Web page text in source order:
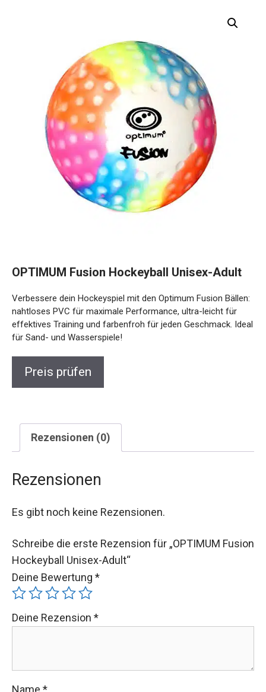
OPTIMUM Fusion Hockeyball Unisex-Adult
Verbessere dein Hockeyspiel mit den Optimum Fusion Bällen:
nahtloses PVC für maximale Performance, ultra-leicht für
effektives Training und farbenfroh für jeden Geschmack. Ideal
für Sand- und Wasserspiele!
Preis prüfen
Rezensionen (0)
Rezensionen
Es gibt noch keine Rezensionen.
Schreibe die erste Rezension für „OPTIMUM Fusion
Hockeyball Unisex-Adult“
Deine Bewertung *
Deine Rezension *
Name *